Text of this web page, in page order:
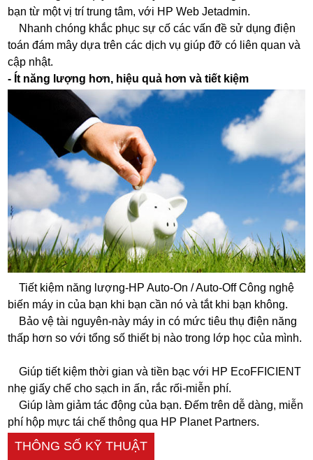
bạn từ một vị trí trung tâm, với HP Web Jetadmin.
Nhanh chóng khắc phục sự cố các vấn đề sử dụng điện
toán đám mây dựa trên các dịch vụ giúp đỡ có liên quan và
cập nhật.
- Ít năng lượng hơn, hiệu quả hơn và tiết kiệm
Tiết kiệm năng lượng-HP Auto-On / Auto-Off Công nghệ
biến máy in của bạn khi bạn cần nó và tắt khi bạn không.
Bảo vệ tài nguyên-này máy in có mức tiêu thụ điện năng
thấp hơn so với tổng số thiết bị nào trong lớp học của mình.
Giúp tiết kiệm thời gian và tiền bạc với HP EcoFFICIENT
nhẹ giấy chế cho sạch in ấn, rắc rối-miễn phí.
Giúp làm giảm tác động của bạn. Đếm trên dễ dàng, miễn
phí hộp mực tái chế thông qua HP Planet Partners.
THÔNG SỐ KỸ THUẬT